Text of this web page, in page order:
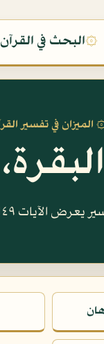
۞البحث في القرآن
الميزان في تفسير
يعرض الآيات ٤٩ إلى ٦١